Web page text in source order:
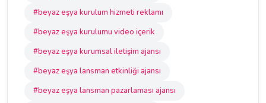
#beyaz eşya kurulum hizmeti reklamı
#beyaz eşya kurulumu video içerik
#beyaz eşya kurumsal iletişim ajansı
#beyaz eşya lansman etkinliği ajansı
#beyaz eşya lansman pazarlaması ajansı